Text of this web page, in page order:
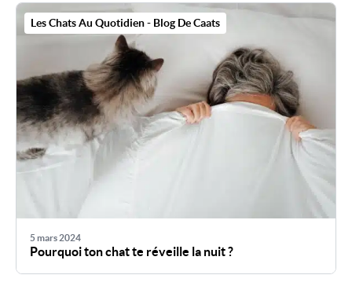
Les Chats Au Quotidien - Blog De Caats
5 mars 2024
Pourquoi ton chat te réveille la nuit ?